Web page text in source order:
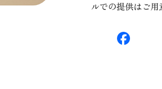
ルでの提供はご